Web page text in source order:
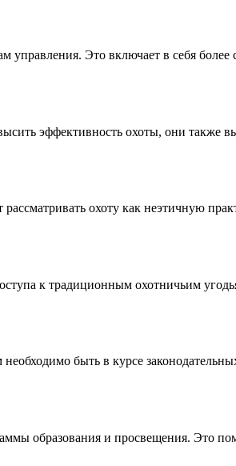
Это включает в себя более
эффективность охоты, они также
охоту как неэтичную
к традиционным охотничьим
быть в курсе
образования и просвещения. Это